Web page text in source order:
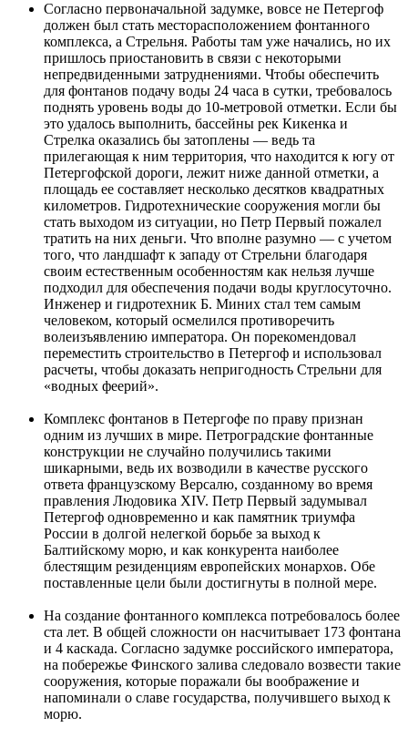
Согласно первоначальной задумке, вовсе не Петергоф
должен был стать месторасположением фонтанного
комплекса, а Стрельня. Работы там уже начались, но их
пришлось приостановить в связи с некоторыми
непредвиденными затруднениями. Чтобы обеспечить
для фонтанов подачу воды 24 часа в сутки, требовалось
поднять уровень воды до 10-метровой отметки. Если бы
это удалось выполнить, бассейны рек Кикенка и
Стрелка оказались бы затоплены — ведь та
прилегающая к ним территория, что находится к югу от
Петергофской дороги, лежит ниже данной отметки, а
площадь ее составляет несколько десятков квадратных
километров. Гидротехнические сооружения могли бы
стать выходом из ситуации, но Петр Первый пожалел
тратить на них деньги. Что вполне разумно — с учетом
того, что ландшафт к западу от Стрельни благодаря
своим естественным особенностям как нельзя лучше
подходил для обеспечения подачи воды круглосуточно.
Инженер и гидротехник Б. Миних стал тем самым
человеком, который осмелился противоречить
волеизъявлению императора. Он порекомендовал
переместить строительство в Петергоф и использовал
расчеты, чтобы доказать непригодность Стрельни для
«водных феерий».
Комплекс фонтанов в Петергофе по праву признан
одним из лучших в мире. Петроградские фонтанные
конструкции не случайно получились такими
шикарными, ведь их возводили в качестве русского
ответа французскому Версалю, созданному во время
правления Людовика XIV. Петр Первый задумывал
Петергоф одновременно и как памятник триумфа
России в долгой нелегкой борьбе за выход к
Балтийскому морю, и как конкурента наиболее
блестящим резиденциям европейских монархов. Обе
поставленные цели были достигнуты в полной мере.
На создание фонтанного комплекса потребовалось более
ста лет. В общей сложности он насчитывает 173 фонтана
и 4 каскада. Согласно задумке российского императора,
на побережье Финского залива следовало возвести такие
сооружения, которые поражали бы воображение и
напоминали о славе государства, получившего выход к
морю.